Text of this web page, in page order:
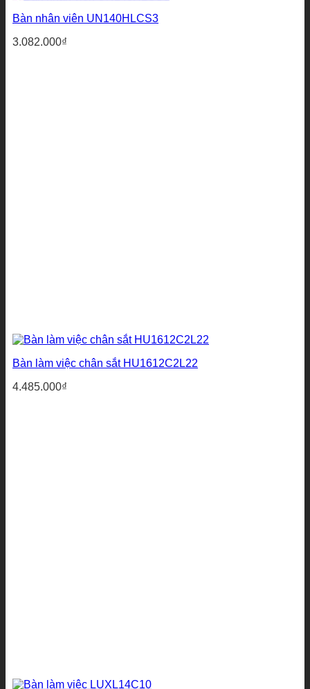
Bàn nhân viên UN140HLCS3
3.082.000₫
Bàn làm việc chân sắt HU1612C2L22
4.485.000₫